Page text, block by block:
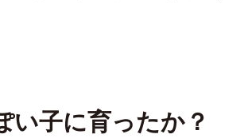
い子に育ったか？